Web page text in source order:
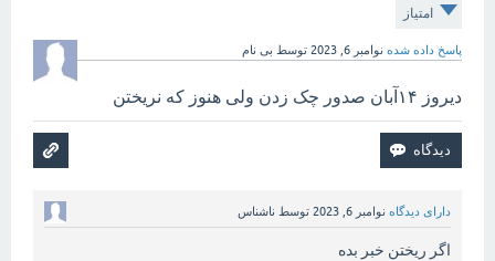
امتیاز
پاسخ داده شده نوامبر 6, 2023 توسط بی نام
دیروز ۱۴آبان صدور چک زدن ولی هنوز که نریختن
دارای دیدگاه نوامبر 6, 2023 توسط ناشناس
اگر ریختن خبر بده